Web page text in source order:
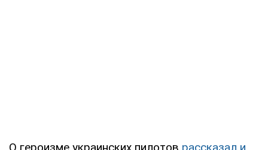
О героизме украинских пилотов рассказал и